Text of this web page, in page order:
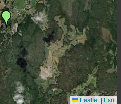
Leaflet | Esri